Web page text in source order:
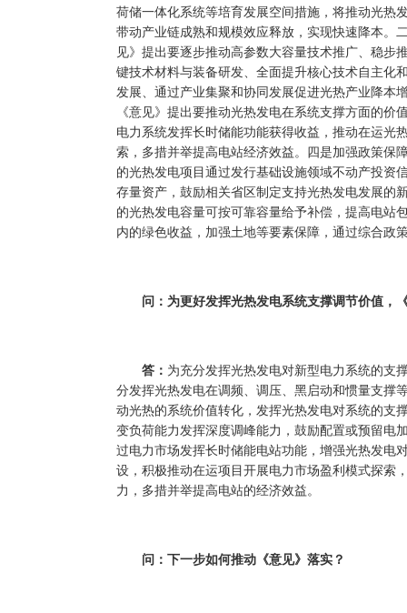
荷储一体化系统等培育发展空间措施，将推动光热
带动产业链成熟和规模效应释放，实现快速降本。
见》提出要逐步推动高参数大容量技术推广、稳步
键技术材料与装备研发、全面提升核心技术自主化
发展、通过产业集聚和协同发展促进光热产业降本
《意见》提出要推动光热发电在系统支撑方面的
电力系统发挥长时储能功能获得收益，推动在运光
索，多措并举提高电站经济效益。四是加强政策保
的光热发电项目通过发行基础设施领域不动产投资
存量资产，鼓励相关省区制定支持光热发电发展的
的光热发电容量可按可靠容量给予补偿，提高电站
内的绿色收益，加强土地等要素保障，通过综合政
问：为更好发挥光热发电系统支撑调节价值，
答： 为充分发挥光热发电对新型电力系统的支
分发挥光热发电在调频、调压、黑启动和惯量支撑
动光热的系统价值转化，发挥光热发电对系统的支
变负荷能力发挥深度调峰能力，鼓励配置或预留电
过电力市场发挥长时储能电站功能，增强光热发电
设，积极推动在运项目开展电力市场盈利模式探索
力，多措并举提高电站的经济效益。
问：下一步如何推动《意见》落实？